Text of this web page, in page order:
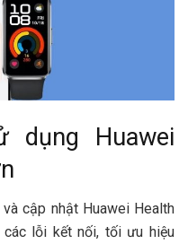
dụng Huawei
cập nhật Huawei Health
lỗi kết nối, tối ưu hiệu